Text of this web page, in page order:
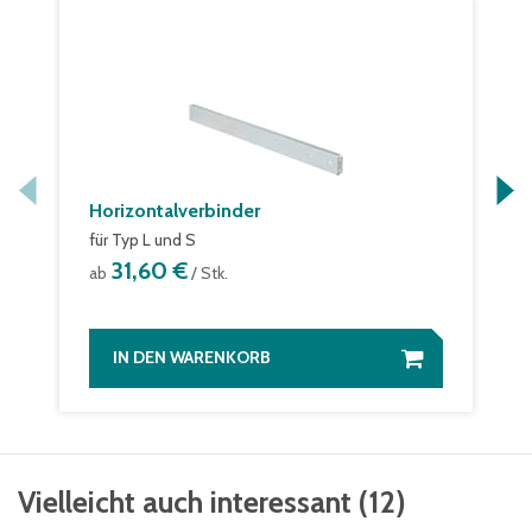
Horizontalverbinder
für Typ L und S
ab 31,60 €/ Stk.
IN DEN WARENKORB
Vielleicht auch interessant (12)